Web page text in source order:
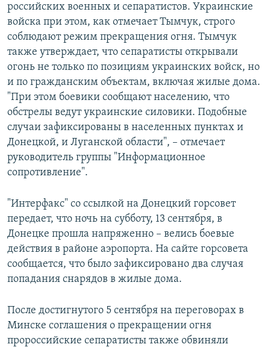
Все сайты РСЕ/РС
российских военных и сепаратистов. Украинские
войска при этом, как отмечает Тымчук, строго
соблюдают режим прекращения огня. Тымчук
также утверждает, что сепаратисты открывали
огонь не только по позициям украинских войск, но
и по гражданским объектам, включая жилые дома.
"При этом боевики сообщают населению, что
обстрелы ведут украинские силовики. Подобные
случаи зафиксированы в населенных пунктах и
Донецкой, и Луганской области", – отмечает
руководитель группы "Информационное
сопротивление".
"Интерфакс" со ссылкой на Донецкий горсовет
передает, что ночь на субботу, 13 сентября, в
Донецке прошла напряженно – велись боевые
действия в районе аэропорта. На сайте горсовета
сообщается, что было зафиксировано два случая
попадания снарядов в жилые дома.
После достигнутого 5 сентября на переговорах в
Минске соглашения о прекращении огня
пророссийские сепаратисты также обвиняли